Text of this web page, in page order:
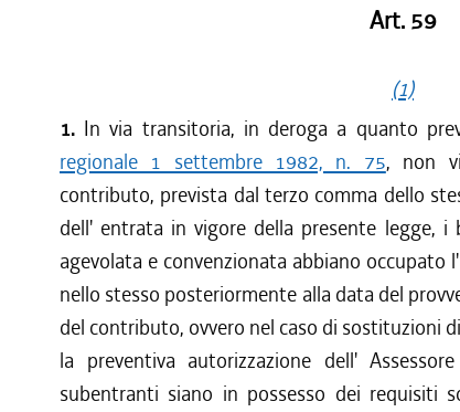
Art. 59
(1)
1. In via transitoria, in deroga a quanto
regionale 1 settembre 1982, n. 75, non
contributo, prevista dal terzo comma dello
dell' entrata in vigore della presente legge,
agevolata e convenzionata abbiano occupato
nello stesso posteriormente alla data del
del contributo, ovvero nel caso di sostituzioni
la preventiva autorizzazione dell'
subentranti siano in possesso dei requisiti